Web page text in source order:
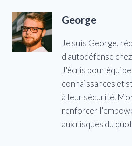
George
Je suis George,
d'autodéfense
J'écris pour
connaissances et
à leur sécurité.
renforcer
aux risques du